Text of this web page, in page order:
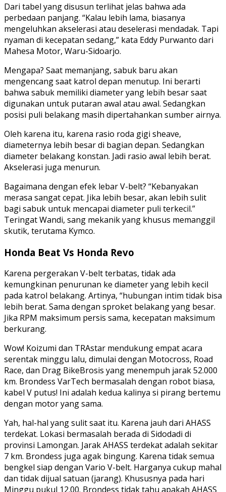
Dari tabel yang disusun terlihat jelas bahwa ada
perbedaan panjang. “Kalau lebih lama, biasanya
mengeluhkan akselerasi atau deselerasi mendadak. Tapi
nyaman di kecepatan sedang,” kata Eddy Purwanto dari
Mahesa Motor, Waru-Sidoarjo.
Mengapa? Saat memanjang, sabuk baru akan
mengencang saat katrol depan menutup. Ini berarti
bahwa sabuk memiliki diameter yang lebih besar saat
digunakan untuk putaran awal atau awal. Sedangkan
posisi puli belakang masih dipertahankan sumber airnya.
Oleh karena itu, karena rasio roda gigi sheave,
diameternya lebih besar di bagian depan. Sedangkan
diameter belakang konstan. Jadi rasio awal lebih berat.
Akselerasi juga menurun.
Bagaimana dengan efek lebar V-belt? “Kebanyakan
merasa sangat cepat. Jika lebih besar, akan lebih sulit
bagi sabuk untuk mencapai diameter puli terkecil.”
Teringat Wandi, sang mekanik yang khusus memanggil
skutik, terutama Kymco.
Honda Beat Vs Honda Revo
Karena pergerakan V-belt terbatas, tidak ada
kemungkinan penurunan ke diameter yang lebih kecil
pada katrol belakang. Artinya, “hubungan intim tidak bisa
lebih berat. Sama dengan sproket belakang yang besar.
Jika RPM maksimum persis sama, kecepatan maksimum
berkurang.
Wow! Koizumi dan TRAstar mendukung empat acara
serentak minggu lalu, dimulai dengan Motocross, Road
Race, dan Drag BikeBrosis yang menempuh jarak 52.000
km. Brondess VarTech bermasalah dengan robot biasa,
kabel V putus! Ini adalah kedua kalinya si pirang bertemu
dengan motor yang sama.
Yah, hal-hal yang sulit saat itu. Karena jauh dari AHASS
terdekat. Lokasi bermasalah berada di Sidodadi di
provinsi Lamongan. Jarak AHASS terdekat adalah sekitar
7 km. Brondess juga agak bingung. Karena tidak semua
bengkel siap dengan Vario V-belt. Harganya cukup mahal
dan tidak dijual satuan (jarang). Khususnya pada hari
Minggu pukul 12.00. Brondess tidak tahu apakah AHASS